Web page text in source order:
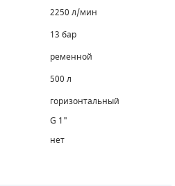
2250 л/мин
13 бар
ременной
500 л
горизонтальный
G 1"
нет